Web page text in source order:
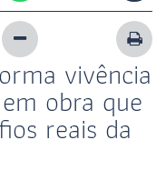
vivência
obra que
reais da